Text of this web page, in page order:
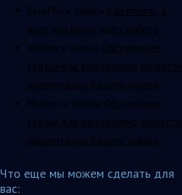
EstaThe к записи Как понять, в
плюс или минус идет работа
Veleno к записи Обсуждение
статьи Как эффективно провести
презентацию Вашего товара
Muleno к записи Обсуждение
статьи Как эффективно провести
презентацию Вашего товара
Что еще мы можем сделать для
вас: